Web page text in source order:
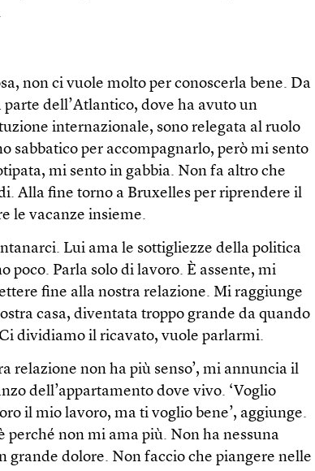
non ci vuole molto per conoscerla bene. Da
parte dell’Atlantico, dove ha avuto un
internazionale, sono relegata al ruolo
sabbatico per accompagnarlo, però mi sento
mi sento in gabbia. Non fa altro che
Alla fine torno a Bruxelles per riprendere il
le vacanze insieme.
Lui ama le sottigliezze della politica
poco. Parla solo di lavoro. È assente, mi
fine alla nostra relazione. Mi raggiunge
casa, diventata troppo grande da quando
dividiamo il ricavato, vuole parlarmi.
relazione non ha più senso’, mi annuncia il
dell’appartamento dove vivo. ‘Voglio
il mio lavoro, ma ti voglio bene’, aggiunge.
perché non mi ama più. Non ha nessuna
grande dolore. Non faccio che piangere nelle